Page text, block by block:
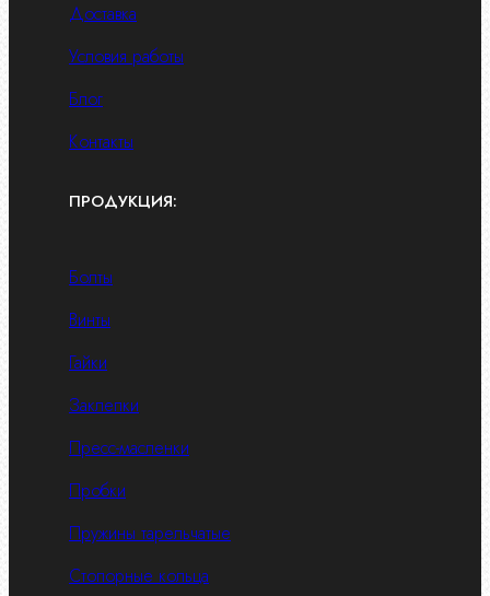
Доставка
Условия работы
Блог
Контакты
ПРОДУКЦИЯ:
Болты
Винты
Гайки
Заклепки
Пресс-масленки
Пробки
Пружины тарельчатые
Стопорные кольца